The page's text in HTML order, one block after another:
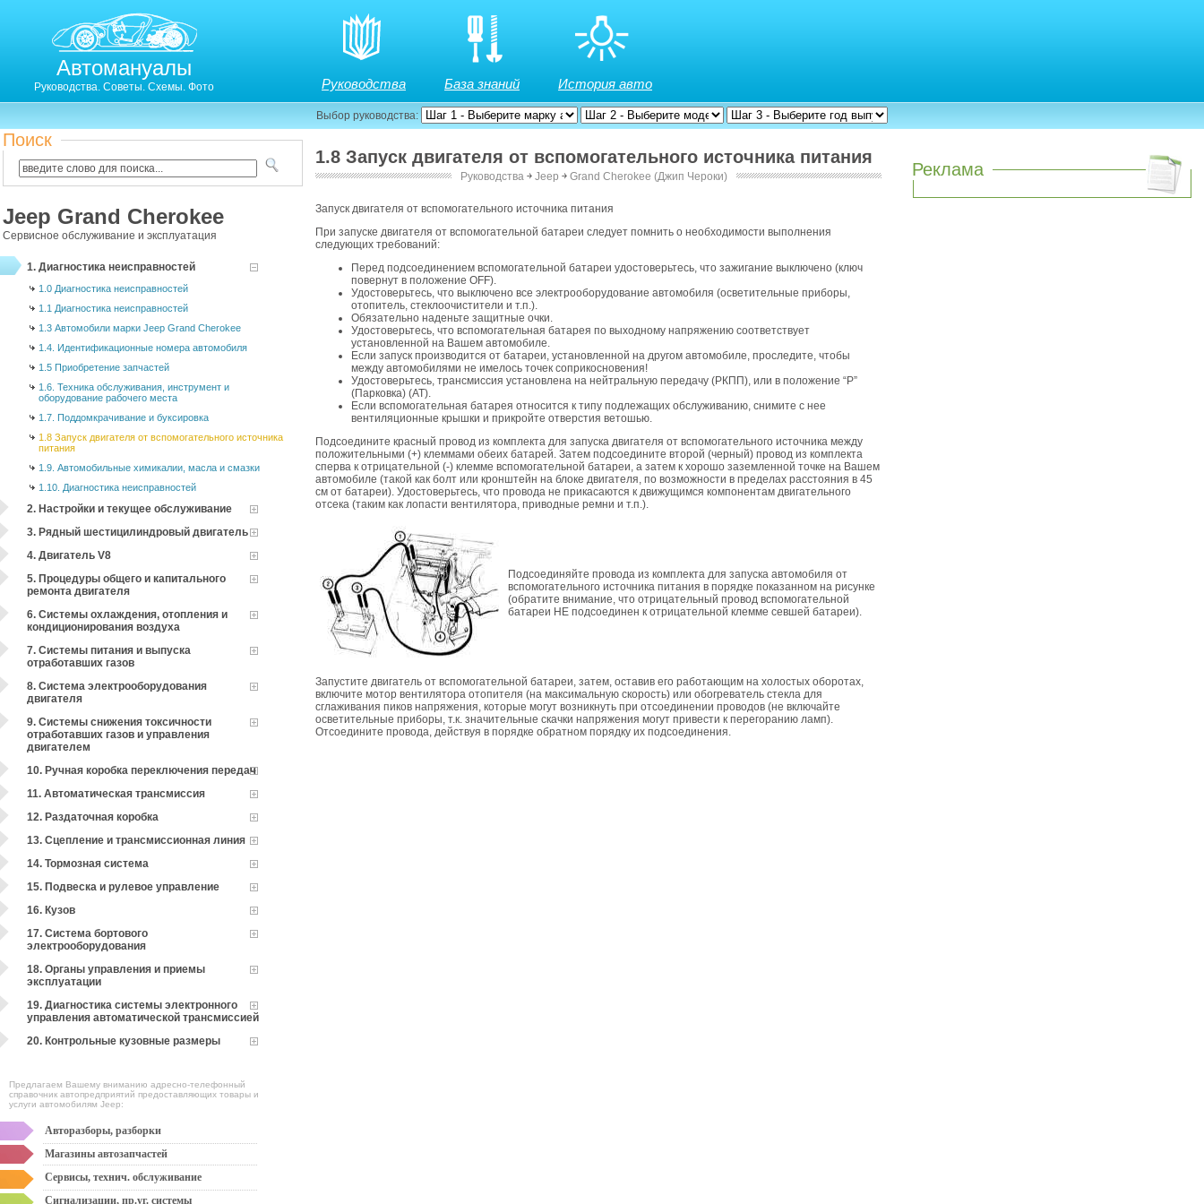
Автомануалы
Руководства. Советы. Схемы. Фото Руководства База знаний История авто
Выбор руководства:
Поиск
Jeep Grand Cherokee
Сервисное обслуживание и эксплуатация
1. Диагностика неисправностей
1.0 Диагностика неисправностей
1.1 Диагностика неисправностей
1.3 Автомобили марки Jeep Grand Cherokee
1.4. Идентификационные номера автомобиля
1.5 Приобретение запчастей
1.6. Техника обслуживания, инструмент и
оборудование рабочего места
1.7. Поддомкрачивание и буксировка
1.8 Запуск двигателя от вспомогательного источника
питания
1.9. Автомобильные химикалии, масла и смазки
1.10. Диагностика неисправностей
2. Настройки и текущее обслуживание
3. Рядный шестицилиндровый двигатель
4. Двигатель V8
5. Процедуры общего и капитального
ремонта двигателя
6. Системы охлаждения, отопления и
кондиционирования воздуха
7. Системы питания и выпуска
отработавших газов
8. Система электрооборудования
двигателя
9. Системы снижения токсичности
отработавших газов и управления
двигателем
10. Ручная коробка переключения передач
11. Автоматическая трансмиссия
12. Раздаточная коробка
13. Сцепление и трансмиссионная линия
14. Тормозная система
15. Подвеска и рулевое управление
16. Кузов
17. Система бортового
электрооборудования
18. Органы управления и приемы
эксплуатации
19. Диагностика системы электронного
управления автоматической трансмиссией
20. Контрольные кузовные размеры
Предлагаем Вашему вниманию адресно-телефонный
справочник автопредприятий предоставляющих товары и
услуги автомобилям Jeep:
Авторазборы, разборки
Магазины автозапчастей
Сервисы, технич. обслуживание
Сигнализации, пр.уг. системы
1.8 Запуск двигателя от вспомогательного источника питания
Руководства ￫ Jeep ￫ Grand Cherokee (Джип Чероки)
Запуск двигателя от вспомогательного источника питания
При запуске двигателя от вспомогательной батареи следует помнить о необходимости выполнения
следующих требований:
Перед подсоединением вспомогательной батареи удостоверьтесь, что зажигание выключено (ключ
повернут в положение OFF).
Удостоверьтесь, что выключено все электрооборудование автомобиля (осветительные приборы,
отопитель, стеклоочистители и т.п.).
Обязательно наденьте защитные очки.
Удостоверьтесь, что вспомогательная батарея по выходному напряжению соответствует
установленной на Вашем автомобиле.
Если запуск производится от батареи, установленной на другом автомобиле, проследите, чтобы
между автомобилями не имелось точек соприкосновения!
Удостоверьтесь, трансмиссия установлена на нейтральную передачу (РКПП), или в положение “Р”
(Парковка) (АТ).
Если вспомогательная батарея относится к типу подлежащих обслуживанию, снимите с нее
вентиляционные крышки и прикройте отверстия ветошью.
Подсоедините красный провод из комплекта для запуска двигателя от вспомогательного источника между
положительными (+) клеммами обеих батарей. Затем подсоедините второй (черный) провод из комплекта
сперва к отрицательной (-) клемме вспомогательной батареи, а затем к хорошо заземленной точке на Вашем
автомобиле (такой как болт или кронштейн на блоке двигателя, по возможности в пределах расстояния в 45
см от батареи). Удостоверьтесь, что провода не прикасаются к движущимся компонентам двигательного
отсека (таким как лопасти вентилятора, приводные ремни и т.п.).
Подсоединяйте провода из комплекта для запуска автомобиля от
вспомогательного источника питания в порядке показанном на рисунке
(обратите внимание, что отрицательный провод вспомогательной
батареи НЕ подсоединен к отрицательной клемме севшей батареи).
Запустите двигатель от вспомогательной батареи, затем, оставив его работающим на холостых оборотах,
включите мотор вентилятора отопителя (на максимальную скорость) или обогреватель стекла для
сглаживания пиков напряжения, которые могут возникнуть при отсоединении проводов (не включайте
осветительные приборы, т.к. значительные скачки напряжения могут привести к перегоранию ламп).
Отсоедините провода, действуя в порядке обратном порядку их подсоединения.
Реклама